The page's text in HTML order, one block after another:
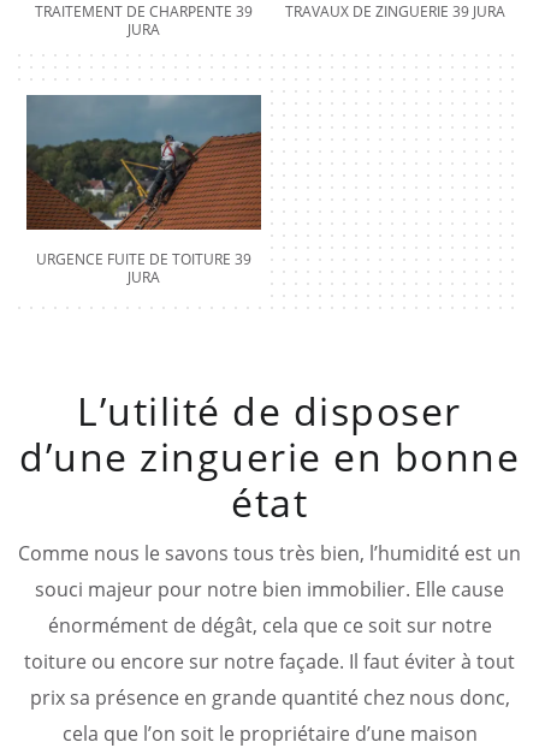
TRAITEMENT DE CHARPENTE 39
JURA
TRAVAUX DE ZINGUERIE 39 JURA
URGENCE FUITE DE TOITURE 39
JURA
L’utilité de disposer
d’une zinguerie en bonne
état
Comme nous le savons tous très bien, l’humidité est un
souci majeur pour notre bien immobilier. Elle cause
énormément de dégât, cela que ce soit sur notre
toiture ou encore sur notre façade. Il faut éviter à tout
prix sa présence en grande quantité chez nous donc,
cela que l’on soit le propriétaire d’une maison